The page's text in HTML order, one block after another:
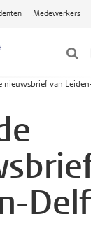
Medewerkers
nieuwsbrief van